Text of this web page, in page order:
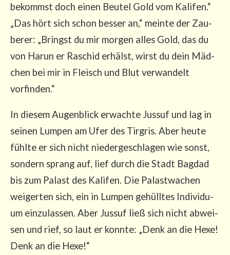
bekommst doch einen Beu­tel Gold vom Kali­fen.“
„Das hört sich schon bes­ser an,“ mein­te der Zau­
be­rer: „Bringst du mir mor­gen alles Gold, das du
von Harun er Rasch­id erhälst, wirst du dein Mäd­
chen bei mir in Fleisch und Blut ver­wan­delt
vorfinden.“
In die­sem Augen­blick erwach­te Jus­suf und lag in
sei­nen Lum­pen am Ufer des Tir­gris. Aber heu­te
fühl­te er sich nicht nie­der­ge­schla­gen wie sonst,
son­dern sprang auf, lief durch die Stadt Bag­dad
bis zum Palast des Kali­fen. Die Palast­wa­chen
wei­ger­ten sich, ein in Lum­pen gehüll­tes Indi­vi­du­
um ein­zu­las­sen. Aber Jus­suf ließ sich nicht abwei­
sen und rief, so laut er konn­te: „Denk an die Hexe!
Denk an die Hexe!“